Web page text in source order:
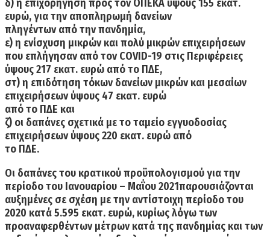
δ) η επιχορήγηση προς τον ΟΠΕΚΑ ύψους 155 εκατ.
ευρώ, για την αποπληρωμή δανείων
πληγέντων από την πανδημία,
ε) η ενίσχυση μικρών και πολύ μικρών επιχειρήσεων
που επλήγησαν από τον COVID-19 στις Περιφέρειες
ύψους 217 εκατ. ευρώ από το ΠΔΕ,
στ) η επιδότηση τόκων δανείων μικρών και μεσαίων
επιχειρήσεων ύψους 47 εκατ. ευρώ
από το ΠΔΕ και
ζ) οι δαπάνες σχετικά με το ταμείο εγγυοδοσίας
επιχειρήσεων ύψους 220 εκατ. ευρώ από
το ΠΔΕ.
Οι δαπάνες του κρατικού προϋπολογισμού για την
περίοδο του Ιανουαρίου – Μαΐου 2021παρουσιάζονται
αυξημένες σε σχέση με την αντίστοιχη περίοδο του
2020 κατά 5.595 εκατ. ευρώ, κυρίως λόγω των
προαναφερθέντων μέτρων κατά της πανδημίας και των